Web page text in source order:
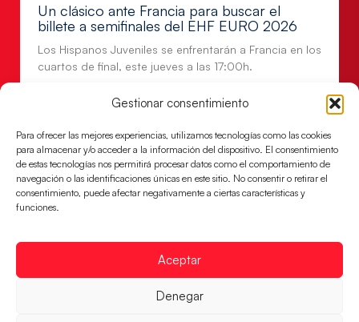
Gestionar consentimiento
Para ofrecer las mejores experiencias, utilizamos tecnologías como las cookies
para almacenar y/o acceder a la información del dispositivo. El consentimiento
de estas tecnologías nos permitirá procesar datos como el comportamiento de
navegación o las identificaciones únicas en este sitio. No consentir o retirar el
consentimiento, puede afectar negativamente a ciertas características y
funciones.
Aceptar
Denegar
Un clásico ante Francia para buscar el
billete a semifinales del EHF EURO 2026
Los Hispanos Juveniles se enfrentarán a Francia en los
cuartos de final, este jueves a las 17:00h.